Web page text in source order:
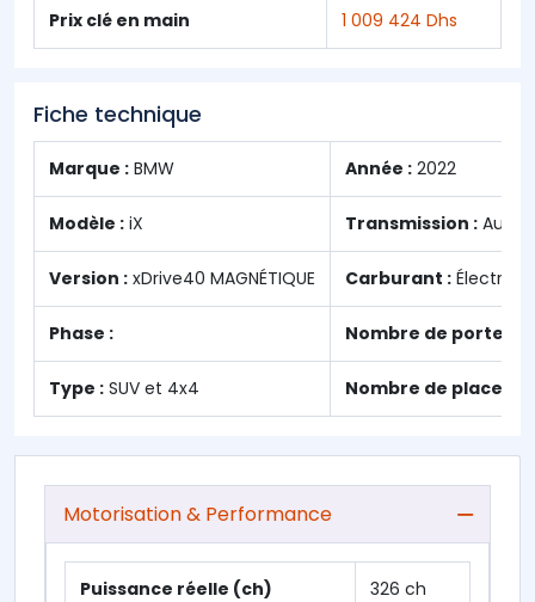
Prix clé en main 1 009 424 Dhs
Fiche technique
Marque : BMW Année : 2022
Modèle : iX Transmission :
Version : xDrive40 MAGNÉTIQUE Carburant :
Phase : Nombre de portes :
Type : SUV et 4x4 Nombre de places :
Motorisation & Performance
Puissance réelle (ch) 326 ch